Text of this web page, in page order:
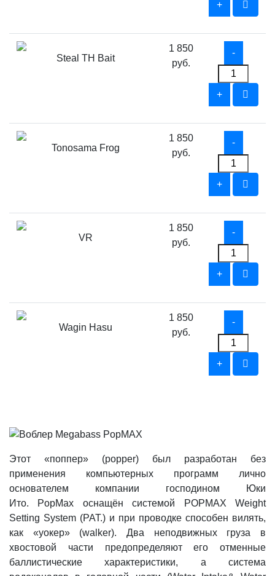
Steal TH Bait
1 850
руб.
Tonosama Frog
1 850
руб.
VR
1 850
руб.
Wagin Hasu
1 850
руб.
Этот «поппер» (popper) был разработан без
применения компьютерных программ лично
основателем компании господином Юки
Ито. PopMax оснащён системой POPMAX Weight
Setting System (PAT.) и при проводке способен вилять,
как «уокер» (walker). Два неподвижных груза в
хвостовой части предопределяют его отменные
баллистические характеристики, а система